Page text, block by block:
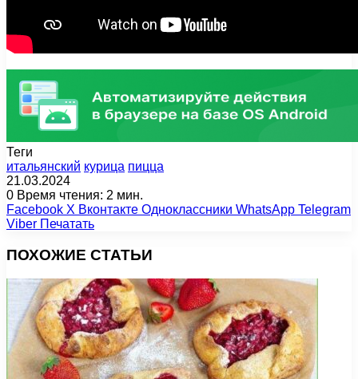
Теги
итальянский курица пицца
21.03.2024
0 Время чтения: 2 мин.
Facebook X Вконтакте Одноклассники WhatsApp Telegram
Viber Печатать
ПОХОЖИЕ СТАТЬИ